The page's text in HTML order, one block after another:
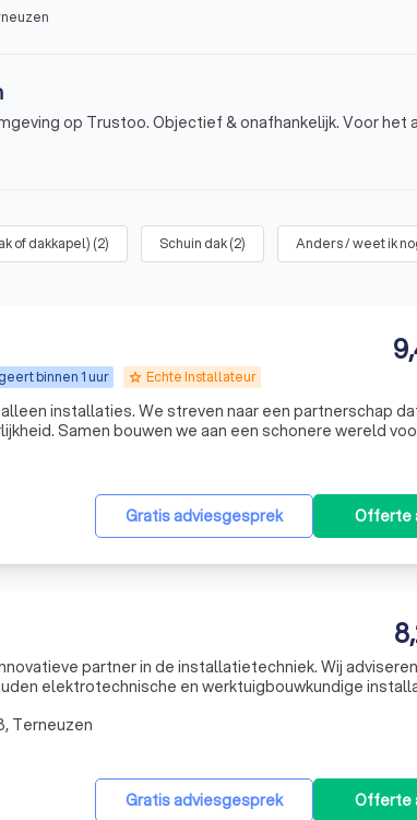
op Trustoo. Objectief & onafhankelijk. Voor het
of dakkapel) (2) Schuin dak(2) Anders / weet ik
binnen 1 uur grade Echte Installateur
installaties. We streven naar een partnerschap
Samen bouwen we aan een schonere wereld
met onze missie en maak de overstap naar duurzame
Gratis adviesgesprek Offerte
partner in de installatietechniek. Wij
elektrotechnische en werktuigbouwkundige
Gratis adviesgesprek Offerte
Terneuzen